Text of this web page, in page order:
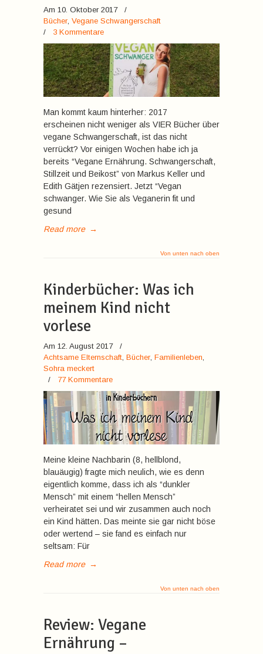
Am 10. Oktober 2017
/
Bücher, Vegane Schwangerschaft
/ 3 Kommentare
Man kommt kaum hinterher: 2017
erscheinen nicht weniger als VIER Bücher über
vegane Schwangerschaft, ist das nicht
verrückt? Vor einigen Wochen habe ich ja
bereits “Vegane Ernährung. Schwangerschaft,
Stillzeit und Beikost” von Markus Keller und
Edith Gätjen rezensiert. Jetzt “Vegan
schwanger. Wie Sie als Veganerin fit und
gesund
Read more →
Von unten nach oben
Kinderbücher: Was ich
meinem Kind nicht
vorlese
Am 12. August 2017
/
Achtsame Elternschaft, Bücher, Familienleben,
Sohra meckert
/ 77 Kommentare
Meine kleine Nachbarin (8, hellblond,
blauäugig) fragte mich neulich, wie es denn
eigentlich komme, dass ich als “dunkler
Mensch” mit einem “hellen Mensch”
verheiratet sei und wir zusammen auch noch
ein Kind hätten. Das meinte sie gar nicht böse
oder wertend – sie fand es einfach nur
seltsam: Für
Read more →
Von unten nach oben
Review: Vegane
Ernährung –